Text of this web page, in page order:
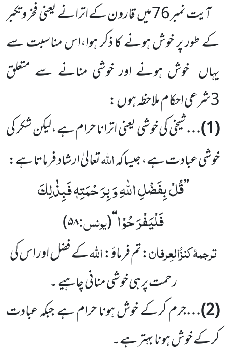
آیت نمبر76میںقارون کے اترانے یعنی فخر وتکبر
کے طور پر خوش ہونے کا ذکر ہوا،اس مناسبت سے
یہاں خوش ہونے اور خوشی منانے سے متعلق
3شرعی احکام ملاحظہ ہوں :
(
1
)…شیخی کی خوشی یعنی اترانا حرام ہے،لیکن شکر کی
خوشی عبادت ہے، جیساکہاللہتعالیٰ ارشاد فرماتا ہے:
’’قُلْ بِفَضْلِ اللّٰهِ وَ بِرَحْمَتِهٖ فَبِذٰلِكَ
فَلْیَفْرَحُوْا‘‘
(یونس:۵۸)
ترجمۂکنزُالعِرفان: تم فرماؤ:اللہکے فضل اور اس کی
رحمتپر ہی خوشی منانی چاہیے ۔
(
2
)…جرم کرکے خوش ہونا حرام ہے جبکہ عبادت
کرکے خوش ہونا بہتر ہے۔